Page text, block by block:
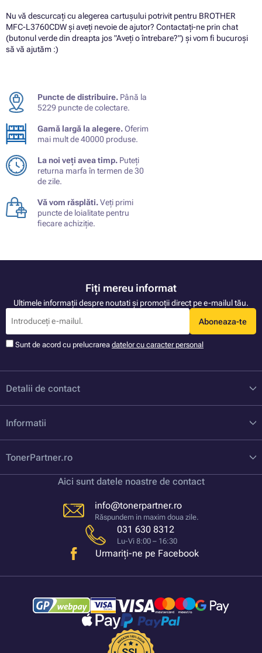
Nu vă descurcați cu alegerea cartușului potrivit pentru BROTHER
MFC-L3760CDW și aveți nevoie de ajutor? Contactați-ne prin chat
(butonul verde din dreapta jos "Aveți o întrebare?") și vom fi bucuroși
să vă ajutăm :)
Puncte de distribuire. Până la
5229 puncte de colectare.
Gamă largă la alegere.Oferim
mai mult de 40000 produse.
La noi veți avea timp. Puteți
returna marfa în termen de 30
de zile.
Vă vom răsplăti.Veți primi
puncte de loialitate pentru
fiecare achiziție.
Fiți mereu informat
Ultimele informații despre noutati și promoții direct pe e-mailul tău.
Aboneaza-te
Sunt de acord cu prelucrarea datelor cu caracter personal
Detalii de contact
Informatii
TonerPartner.ro
Aici sunt datele noastre de contact
info@tonerpartner.ro
Răspundem in maxim doua zile.
031 630 8312
Lu-Vi 8:00 – 16:30
Urmariți-ne pe Facebook